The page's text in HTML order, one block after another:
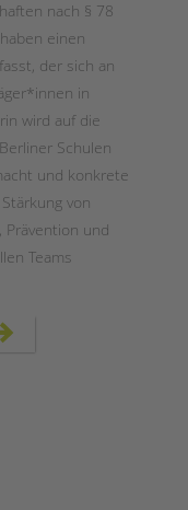
nach § 78
einen
der sich an
in
wird auf die
Schulen
und konkrete
von
Prävention und
Teams